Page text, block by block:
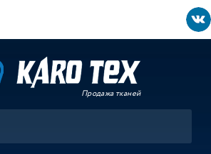
Продажа тканей